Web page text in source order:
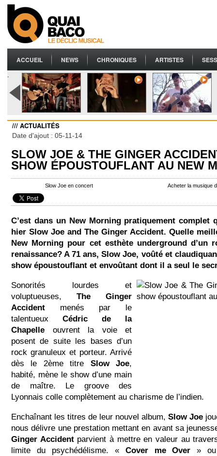
ACCUEIL NEWS CHRONIQUES ARTISTES
.
/// ACTUALITÉS
Date d'ajout : 05-11-14
SLOW JOE & THE GINGER
SHOW ÉPOUSTOUFLANT AU NEW
Slow Joe en concert Acheter la musique
C’est dans un New Morning pratiquement complet
hier Slow Joe and The Ginger Accident. Quelle
New Morning pour cet esthète underground d’un
renaissance? A 71 ans, Slow Joe, voûté et
show époustouflant et envoûtant dont il a seul le
Sonorités lourdes et
voluptueuses, The Ginger
Accident menés par le
talentueux Cédric de la
Chapelle ouvrent la voie et
posent de suite les bases d’un
rock granuleux et porteur. Arrivé
dès le 2ème titre Slow Joe,
habité, mène le show d’une main
de maître. Le groove des
Lyonnais colle complètement au charisme de l’indien.
Enchaînant les titres de leur nouvel album, Slow Joe
nous délivre une prestation mettant en avant sa
Ginger Accidentparvient à mettre en valeur au
limite du psychédélisme. « Cover me Over »